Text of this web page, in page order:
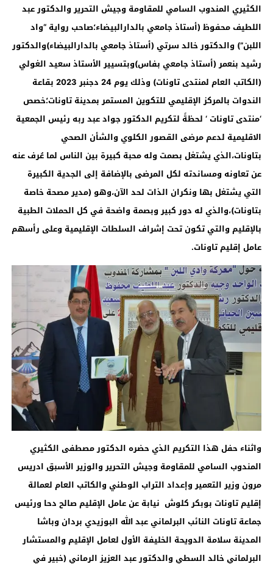
الكثيري المندوب السامي للمقاومة وجيش التحرير والدكتور عبد
اللطيف محفوظ (أستاذ جامعي بالدارالبيضاء؛صاحب رواية “واد
اللبن”) والدكتور خالد سرتي (أستاذ جامعي بالدارالبيضاء)والدكتور
رشيد بنعمر (أستاذ جامعي بفاس)وبتسيير الأستاذ سعيد الغولي
(الكاتب العام لمنتدى تاونات) وذلك يوم 24 دجنبر 2023 بقاعة
الندوات بالمركز الإقليمي للتكوين المستمر بمدينة تاونات؛خصص
‘منتدى تاونات ‘ لحظةً لتكريم الدكتور جواد عبد ربه رئيس الجمعية
الاقليمية لدعم مرضى القصور الكلوي والشأن الصحي
بتاونات،الذي يشتغل بصمت وله محبة كبيرة بين الناس لما عُرف عنه
عن تعاونه ومساندته لكل المرضى بالإضافة إلى الجدية الكبيرة
التي يشتغل بها ونكران الذات لحد الآن،وهو (مدير مصحة خاصة
بتاونات)،والذي له دور كبير وبصمة واضحة في كل الحملات الطبية
بالإقليم والتي تكون تحت إشراف السلطات الإقليمية وعلى رأسهم
عامل إقليم تاونات.
واثناء حفل هذا التكريم الذي حضره الدكتور مصطفى الكثيري
المندوب السامي للمقاومة وجيش التحريروالوزير الأسبق ادريس
مرون وزير التعمير وإعداد التراب الوطني والكاتب العام لعمالة
إقليم تاونات بوبكر كلوش نيابة عن عامل الإقليم صالح دحا ورئيس
جماعة تاونات النائب البرلماني عبد الله البوزيدي بردان وباشا
المدينة سلامة الدويحة الخليفة الأول لعامل الإقليم والمستشار
البرلماني خالد السطي والدكتور عبد العزيز الرماني (خبير في